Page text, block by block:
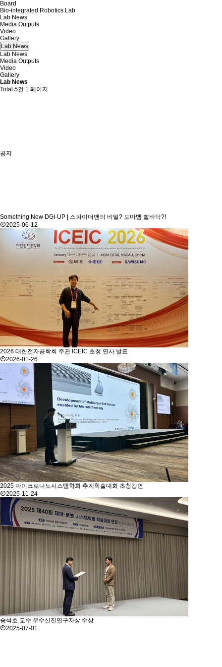
Board
Bio-integrated Robotics Lab
Lab News
Media Outputs
Video
Gallery
Lab News
Lab News
Media Outputs
Video
Gallery
Lab News
Total 5건 1 페이지
공지
Something New DGI-UP | 스파이더맨의 비밀? 도마뱀 발바닥?!
2025-06-12
2026 대한전자공학회 주관 ICEIC 초청 연사 발표
2026-01-26
2025 마이크로나노시스템학회 추계학술대회 초청강연
2025-11-24
송석호 교수 우수신진연구자상 수상
2025-07-01